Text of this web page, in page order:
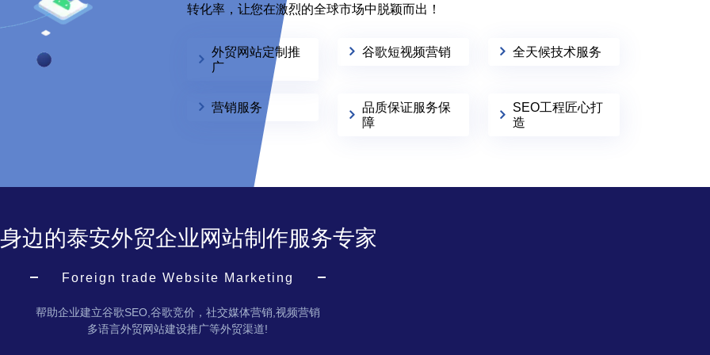
转化率，让您在激烈的全球市场中脱颖而出！
外贸网站定制推
广
谷歌短视频营销 全天候技术服务
营销服务
品质保证服务保
障
SEO工程匠心打
造
边的泰安外贸企业网站制作服务专家
Foreign trade Website Marketing
帮助企业建立谷歌SEO,谷歌竞价，社交媒体营销,视频营销
多语言外贸网站建设推广等外贸渠道!